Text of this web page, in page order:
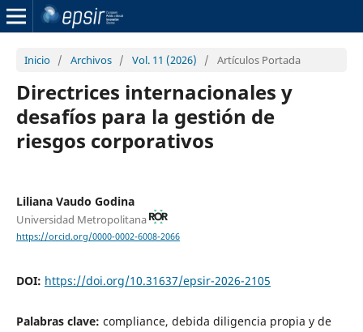
Inicio / Archivos / Vol. 11 (2026) / Artículos Portada
Directrices internacionales y
desafíos para la gestión de
riesgos corporativos
Liliana Vaudo Godina
Universidad Metropolitana
https://orcid.org/0000-0002-6008-2066
DOI: https://doi.org/10.31637/epsir-2026-2105
Palabras clave: compliance, debida diligencia propia y de